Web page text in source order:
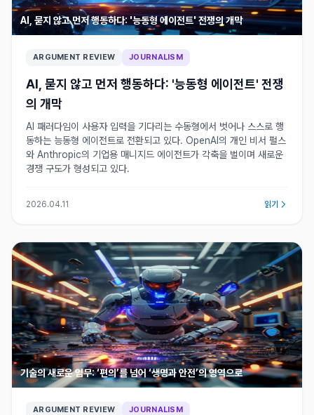
AI, 묻지 않고 먼저 행동하다: '능동형 에이전트' 전쟁의 개막
ARGUMENT REVIEW JOURNALISM
AI, 묻지 않고 먼저 행동하다: '능동형 에이전트' 전쟁
의 개막
AI 패러다임이 사용자 입력을 기다리는 수동형에서 벗어나 스스로 행
동하는 능동형 에이전트로 전환되고 있다. OpenAI의 개인 비서 펄스
와 Anthropic의 기업용 매니지드 에이전트가 각축을 벌이며 새로운
경쟁 구도가 형성되고 있다.
2026.04.11 읽기
기술의 새로운 임무: ‘편의’를 넘어 ‘생명과 안전’의 영역으로
ARGUMENT REVIEW JOURNALISM